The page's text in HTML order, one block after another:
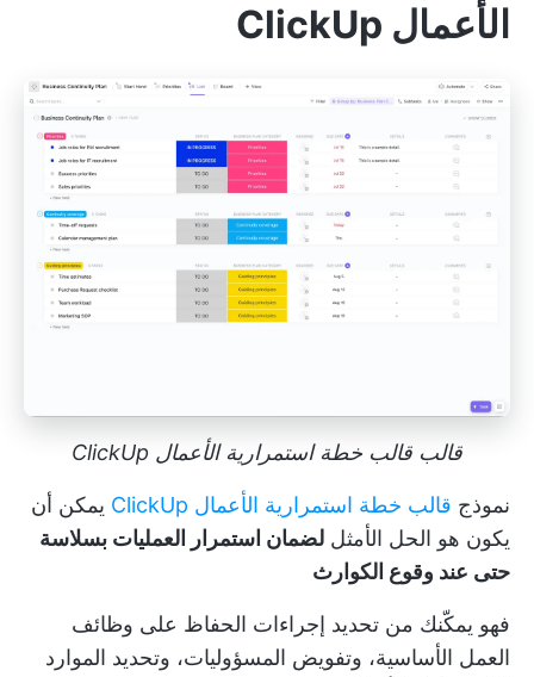
الأعمال ClickUp
قالب قالب خطة استمرارية الأعمال ClickUp
نموذج قالب خطة استمرارية الأعمال ClickUp
يمكن أن
يكون هو الحل الأمثل لضمان استمرار العمليات بسلاسة
حتى عند وقوع الكوارث
فهو يمكّنك من تحديد إجراءات الحفاظ على وظائف
العمل الأساسية، وتفويض المسؤوليات، وتحديد الموارد